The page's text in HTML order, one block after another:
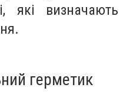
які визначають
герметик